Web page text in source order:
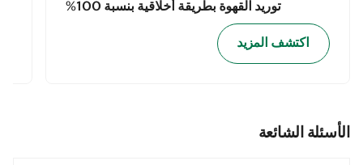
توريد القهوة بطريقة أخلاقية بنسبة 100%
اكتشف المزيد
الأسئلة الشائعة